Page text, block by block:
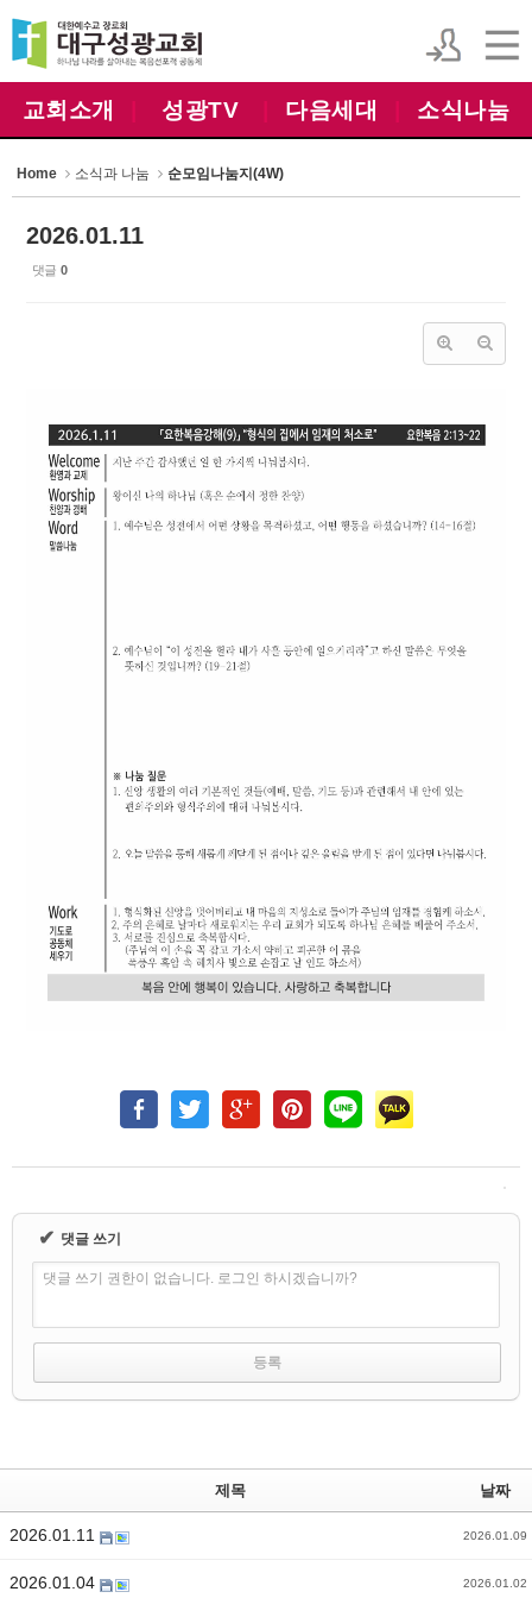
교회소개 성광TV 다음세대 소식나눔
Home 소식과 나눔 순모임나눔지(4W)
2026.01.11
댓글 0
✔ 댓글 쓰기
댓글 쓰기 권한이 없습니다. 로그인 하시겠습니까?
제목 날짜
2026.01.11 2026.01.09
2026.01.04 2026.01.02